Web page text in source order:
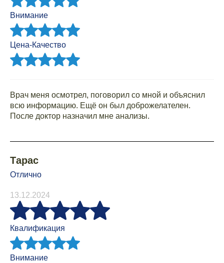
Внимание
Цена-Качество
Врач меня осмотрел, поговорил со мной и объяснил
всю информацию. Ещё он был доброжелателен.
После доктор назначил мне анализы.
Тарас
Отлично
13.12.2024
Квалификация
Внимание